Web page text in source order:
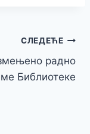
СЛЕДЕЋЕ
радно
Библиотеке